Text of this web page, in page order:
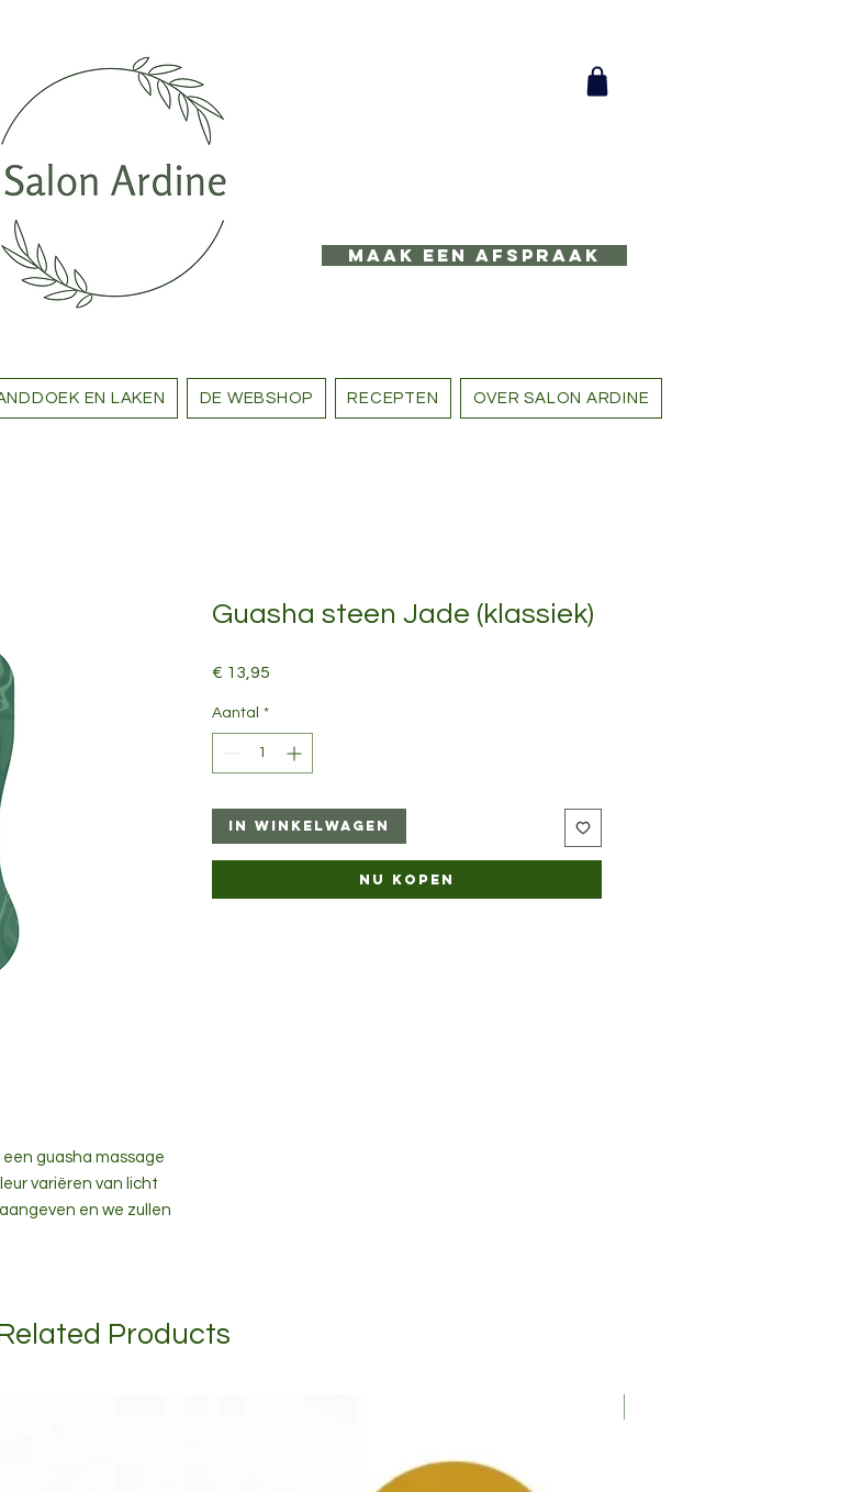
Maak een afspraak
EN LAKEN DE WEBSHOP RECEPTEN OVER SALON ARDINE
guasha massage
variëren van licht
en we zullen
Guasha steen Jade (klassiek)
€ 13,95
Aantal *
In winkelwagen
Nu kopen
Related Products